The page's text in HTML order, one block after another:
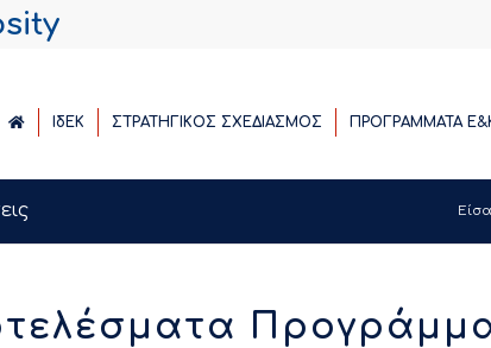
ΙδΕΚ ΣΤΡΑΤΗΓΙΚΟΣ ΣΧΕΔΙΑΣΜΟΣ ΠΡΟΓΡΑΜΜΑΤΑ